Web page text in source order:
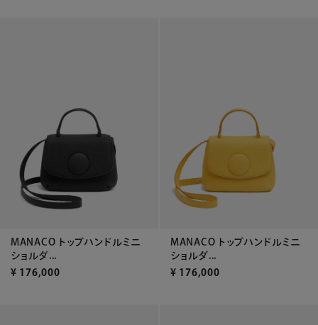
MANACO トップハンドルミニ
ショルダ...
¥ 176,000
MANACO トップハンドルミニ
ショルダ...
¥ 176,000